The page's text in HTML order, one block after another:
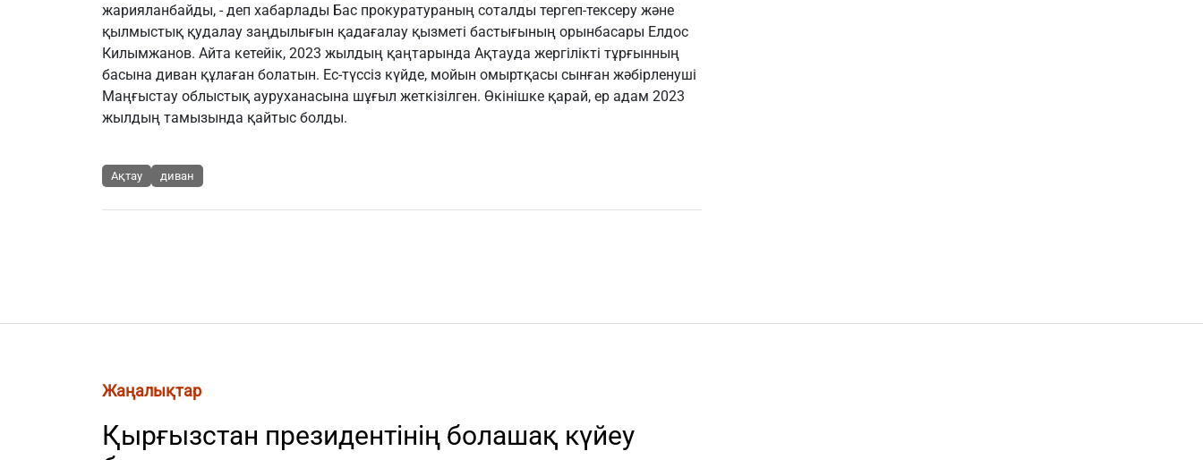
жарияланбайды, - деп хабарлады Бас прокуратураның соталды тергеп-тексеру және
қылмыстық қудалау заңдылығын қадағалау қызметі бастығының орынбасары Елдос
Килымжанов. Айта кетейік, 2023 жылдың қаңтарында Ақтауда жергілікті тұрғынның
басына диван құлаған болатын. Ес-түссіз күйде, мойын омыртқасы сынған жәбірленуші
Маңғыстау облыстық ауруханасына шұғыл жеткізілген. Өкінішке қарай, ер адам 2023
жылдың тамызында қайтыс болды.
Ақтау диван
Жаңалықтар
Қырғызстан президентінің болашақ күйеу